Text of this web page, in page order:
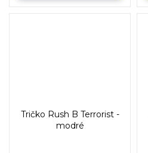
Tričko Rush B Terrorist -
modré